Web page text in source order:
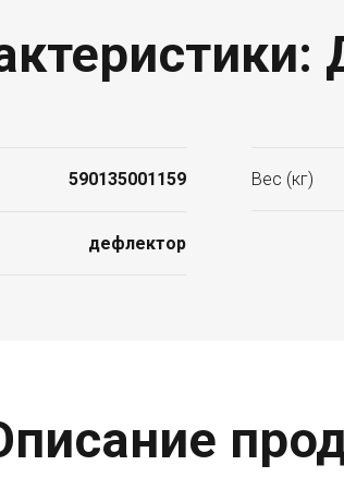
590135001159 Вес (кг)
дефлектор